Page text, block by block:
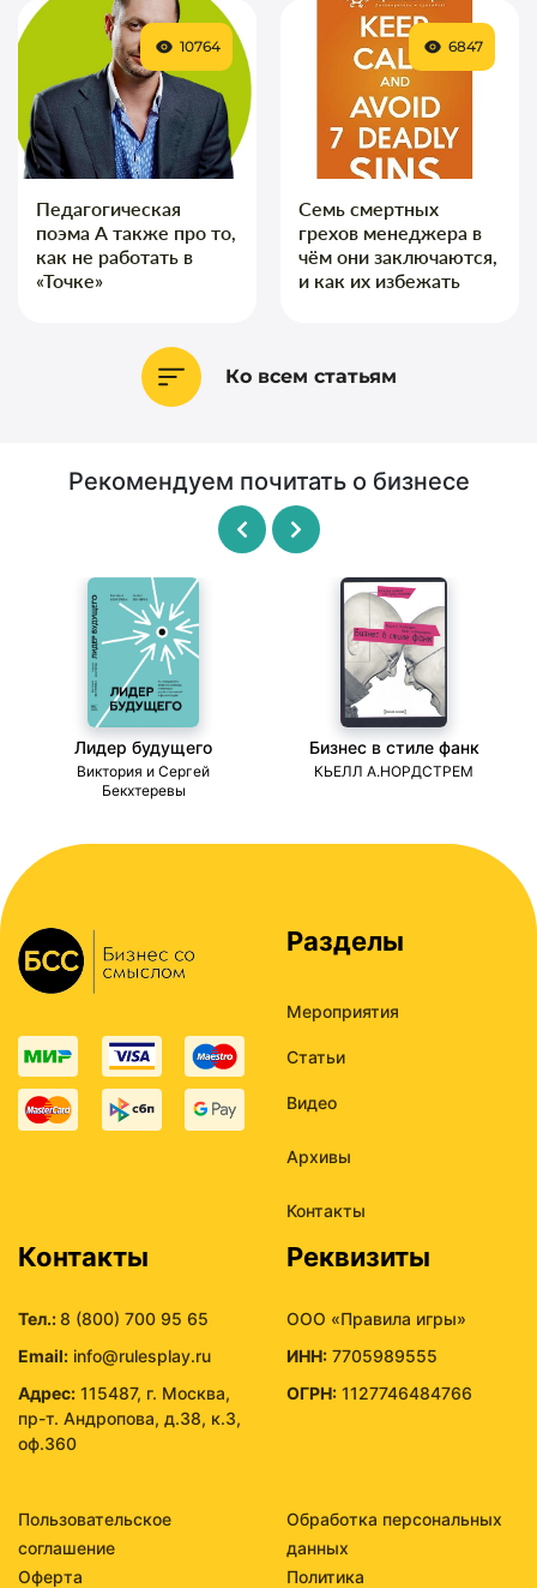
Педагогическая
поэма А также про то,
как не работать в
«Точке»
10764
Семь смертных
грехов менеджера в
чём они заключаются,
и как их избежать
6847
Ко всем статьям
Рекомендуем почитать о бизнесе
Лидер будущего
Виктория и Сергей
Бекхтеревы
Бизнес в стиле фанк
КЬЕЛЛ А.НОРДСТРЕМ
Разделы
Мероприятия
Статьи
Видео
Архивы
Контакты
Контакты
Тел.:8 (800) 700 95 65
Email: info@rulesplay.ru
Адрес: 115487, г. Москва,
пр-т. Андропова, д.38, к.3,
оф.360
Реквизиты
ООО «Правила игры»
ИНН: 7705989555
ОГРН: 1127746484766
Пользовательское
соглашение
Обработка персональных
данных
Оферта
Политика